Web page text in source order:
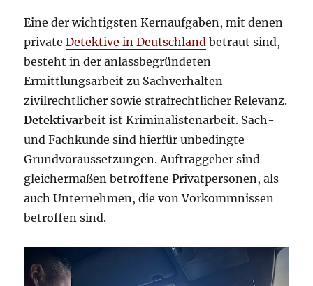
Eine der wichtigsten Kernaufgaben, mit denen
privateDetektive in Deutschland betraut sind,
besteht in der anlassbegründeten
Ermittlungsarbeit zu Sachverhalten
zivilrechtlicher sowie strafrechtlicher Relevanz.
Detektivarbeit ist Kriminalistenarbeit. Sach-
und Fachkunde sind hierfür unbedingte
Grundvoraussetzungen. Auftraggeber sind
gleichermaßen betroffene Privatpersonen, als
auch Unternehmen, die von Vorkommnissen
betroffen sind.